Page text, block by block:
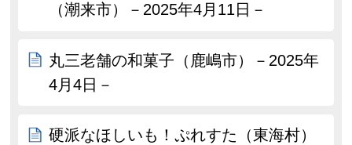
（潮来市）－2025年4月11日－
丸三老舗の和菓子（鹿嶋市）－2025年
4月4日－
硬派なほしいも！ぷれすた（東海村）